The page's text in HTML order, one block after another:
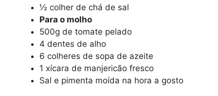
½ colher de chá de sal
Para o molho
500g de tomate pelado
4 dentes de alho
6 colheres de sopa de azeite
1 xícara de manjericão fresco
Sal e pimenta moída na hora a gosto